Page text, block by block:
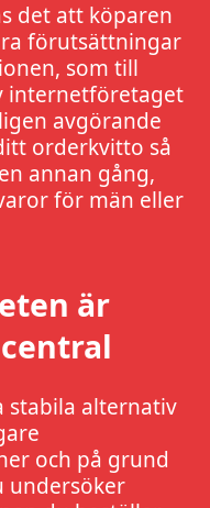
det att köparen
förutsättningar
som till
internetföretaget
avgörande
orderkvitto så
annan gång,
för män eller
är
stabila alternativ
och på grund
undersöker